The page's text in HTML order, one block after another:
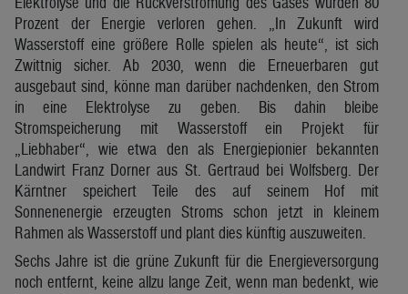
Prozent der Energie verloren gehen. „In Zukunft wird
Wasserstoff eine größere Rolle spielen als heute“, ist sich
Zwittnig sicher. Ab 2030, wenn die Erneuerbaren gut
ausgebaut sind, könne man darüber nachdenken, den Strom
in eine Elektrolyse zu geben. Bis dahin bleibe
Stromspeicherung mit Wasserstoff ein Projekt für
„Liebhaber“, wie etwa den als Energiepionier bekannten
Landwirt Franz Dorner aus St. Gertraud bei Wolfsberg. Der
Kärntner speichert Teile des auf seinem Hof mit
Sonnenenergie erzeugten Stroms schon jetzt in kleinem
Rahmen als Wasserstoff und plant dies künftig auszuweiten.
Sechs Jahre ist die grüne Zukunft für die Energieversorgung
noch entfernt, keine allzu lange Zeit, wenn man bedenkt, wie